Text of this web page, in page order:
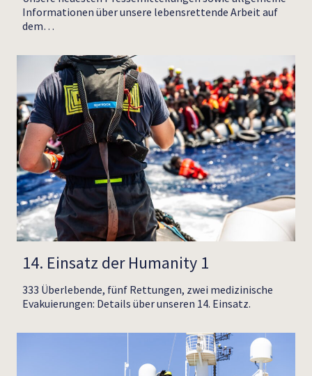
Informationen über unsere lebensrettende Arbeit auf
dem…
14. Einsatz der Humanity 1
333 Überlebende, fünf Rettungen, zwei medizinische
Evakuierungen: Details über unseren 14. Einsatz.